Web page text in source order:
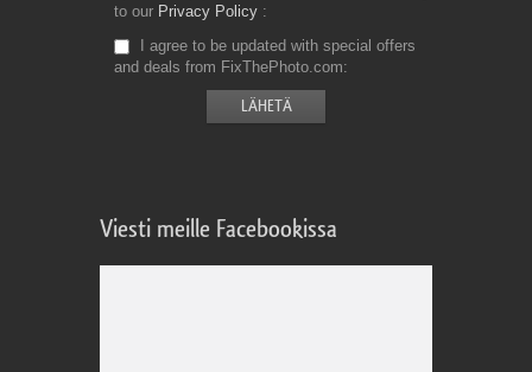
to our Privacy Policy
I agree to be updated with special offers
and deals from FixThePhoto.com
Viesti meille Facebookissa